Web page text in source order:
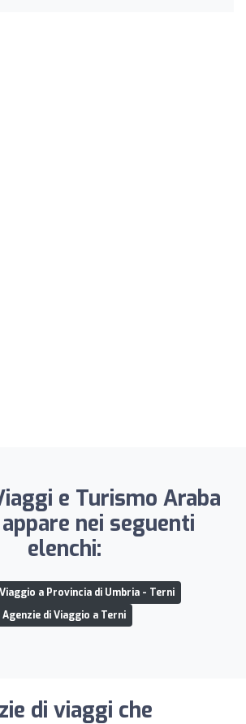
e Turismo Araba
nei seguenti
elenchi:
a Provincia di Umbria - Terni
Agenzie di Viaggio a Terni
di viaggi che